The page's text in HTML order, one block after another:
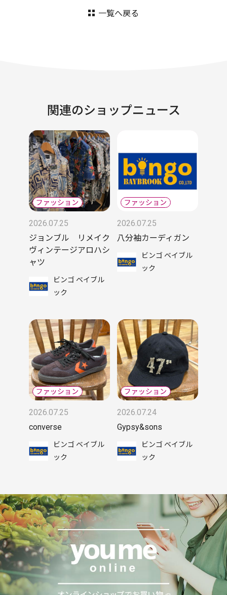
一覧へ戻る
関連のショップニュース
2026.07.25
ジョンブル リメイク
ヴィンテージアロハシ
ャツ
ビンゴ ベイブル
ック
2026.07.25
八分袖カーディガン
ビンゴ ベイブル
ック
2026.07.25
converse
ビンゴ ベイブル
ック
2026.07.24
Gypsy&sons
ビンゴ ベイブル
ック